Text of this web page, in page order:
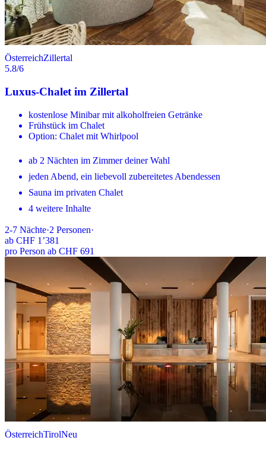
ÖsterreichZillertal
5.8/6
Luxus-Chalet im Zillertal
kostenlose Minibar mit alkoholfreien Getränke
Frühstück im Chalet
Option: Chalet mit Whirlpool
ab 2 Nächten im Zimmer deiner Wahl
jeden Abend, ein liebevoll zubereitetes Abendessen
Sauna im privaten Chalet
4 weitere Inhalte
2-7 Nächte·2 Personen·
ab CHF 1’381
pro Person ab CHF 691
ÖsterreichTirolNeu